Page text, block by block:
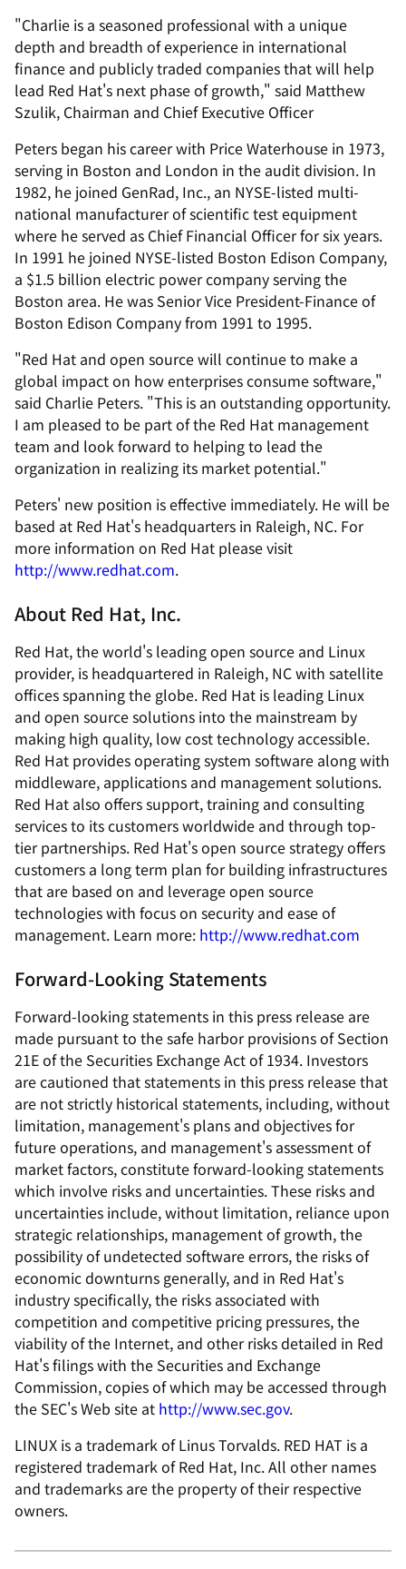
"Charlie is a seasoned professional with a unique
depth and breadth of experience in international
finance and publicly traded companies that will help
lead Red Hat's next phase of growth," said Matthew
Szulik, Chairman and Chief Executive Officer
Peters began his career with Price Waterhouse in 1973,
serving in Boston and London in the audit division. In
1982, he joined GenRad, Inc., an NYSE-listed multi-
national manufacturer of scientific test equipment
where he served as Chief Financial Officer for six years.
In 1991 he joined NYSE-listed Boston Edison Company,
a $1.5 billion electric power company serving the
Boston area. He was Senior Vice President-Finance of
Boston Edison Company from 1991 to 1995.
"Red Hat and open source will continue to make a
global impact on how enterprises consume software,"
said Charlie Peters. "This is an outstanding opportunity.
I am pleased to be part of the Red Hat management
team and look forward to helping to lead the
organization in realizing its market potential."
Peters' new position is effective immediately. He will be
based at Red Hat's headquarters in Raleigh, NC. For
more information on Red Hat please visit
http://www.redhat.com.
About Red Hat, Inc.
Red Hat, the world's leading open source and Linux
provider, is headquartered in Raleigh, NC with satellite
offices spanning the globe. Red Hat is leading Linux
and open source solutions into the mainstream by
making high quality, low cost technology accessible.
Red Hat provides operating system software along with
middleware, applications and management solutions.
Red Hat also offers support, training and consulting
services to its customers worldwide and through top-
tier partnerships. Red Hat's open source strategy offers
customers a long term plan for building infrastructures
that are based on and leverage open source
technologies with focus on security and ease of
management. Learn more: http://www.redhat.com
Forward-Looking Statements
Forward-looking statements in this press release are
made pursuant to the safe harbor provisions of Section
21E of the Securities Exchange Act of 1934. Investors
are cautioned that statements in this press release that
are not strictly historical statements, including, without
limitation, management's plans and objectives for
future operations, and management's assessment of
market factors, constitute forward-looking statements
which involve risks and uncertainties. These risks and
uncertainties include, without limitation, reliance upon
strategic relationships, management of growth, the
possibility of undetected software errors, the risks of
economic downturns generally, and in Red Hat's
industry specifically, the risks associated with
competition and competitive pricing pressures, the
viability of the Internet, and other risks detailed in Red
Hat's filings with the Securities and Exchange
Commission, copies of which may be accessed through
the SEC's Web site at http://www.sec.gov.
LINUX is a trademark of Linus Torvalds. RED HAT is a
registered trademark of Red Hat, Inc. All other names
and trademarks are the property of their respective
owners.